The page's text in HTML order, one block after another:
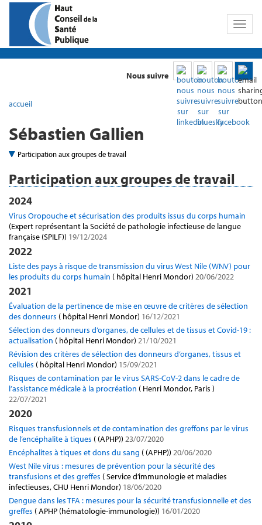
Toggle
Nous suivre
accueil
Sébastien Gallien
Participation aux groupes de travail
Participation aux groupes de travail
2024
Virus Oropouche et sécurisation des produits issus du corps humain
(Expert représentant la Société de pathologie infectieuse de langue
française (SPILF)) 19/12/2024
2022
Liste des pays à risque de transmission du virus West Nile (WNV) pour
les produits du corps humain ( hôpital Henri Mondor) 20/06/2022
2021
Évaluation de la pertinence de mise en œuvre de critères de sélection
des donneurs ( hôpital Henri Mondor) 16/12/2021
Sélection des donneurs d’organes, de cellules et de tissus et Covid-19 :
actualisation ( hôpital Henri Mondor) 21/10/2021
Révision des critères de sélection des donneurs d’organes, tissus et
cellules ( hôpital Henri Mondor) 15/09/2021
Risques de contamination par le virus SARS-CoV-2 dans le cadre de
l’assistance médicale à la procréation ( Henri Mondor, Paris )
22/07/2021
2020
Risques transfusionnels et de contamination des greffons par le virus
de l’encéphalite à tiques ( (APHP)) 23/07/2020
Encéphalites à tiques et dons du sang ( (APHP)) 20/06/2020
West Nile virus : mesures de prévention pour la sécurité des
transfusions et des greffes ( Service d’immunologie et maladies
infectieuses, CHU Henri Mondor) 18/06/2020
Dengue dans les TFA : mesures pour la sécurité transfusionnelle et des
greffes ( APHP (hématologie-immunologie)) 16/01/2020